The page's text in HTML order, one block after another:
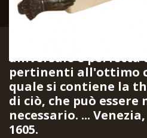
Della Croce,
universale e
pertinenti all'ottimo
quale si contiene la
di ciò, che può essere
necessario. ...
1605.